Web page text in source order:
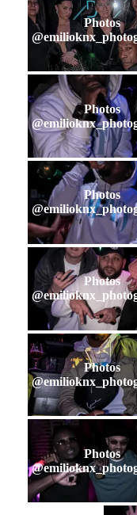
Photos
Photos
Photos
Photos
Photos
Photos